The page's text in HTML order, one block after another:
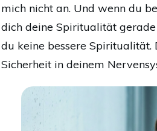
mich nicht an. Und wenn du
dich deine Spiritualität
du keine bessere Spiritualität.
Sicherheit in deinem